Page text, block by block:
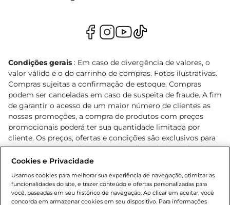
Condições gerais : Em caso de divergência de valores, o
valor válido é o do carrinho de compras. Fotos ilustrativas.
Compras sujeitas a confirmação de estoque. Compras
podem ser canceladas em caso de suspeita de fraude. A fim
de garantir o acesso de um maior número de clientes as
nossas promoções, a compra de produtos com preços
promocionais poderá ter sua quantidade limitada por
cliente. Os preços, ofertas e condições são exclusivos para
o e-commerce e válidos durante o dia de hoje, podendo
sofrer alterações sem prévia notificação. Proibida a venda
Lei n.º 8069/90, art. 81, inciso II (Estatuto da Criança e do
Adolescente). Preços e condições exclusivos para o
www.bretas.com.br, podendo sofrer alterações sem aviso
Cookies e Privacidade
Usamos cookies para melhorar sua experiência de navegação, otimizar as
funcionalidades do site, e trazer conteúdo e ofertas personalizadas para
você, baseadas em seu histórico de navegação. Ao clicar em aceitar, você
concorda em armazenar cookies em seu dispositivo. Para informações